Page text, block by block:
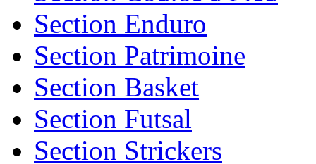
Section Enduro
Section Patrimoine
Section Basket
Section Futsal
Section Strickers